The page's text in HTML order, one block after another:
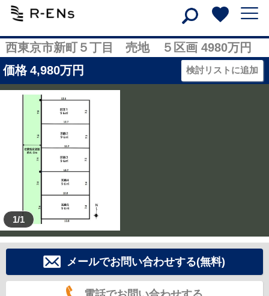
西東京市新町５丁目 売地 ５区画 4980万円
価格 4,980万円 検討リストに追加
1/1
メールでお問い合わせする(無料)